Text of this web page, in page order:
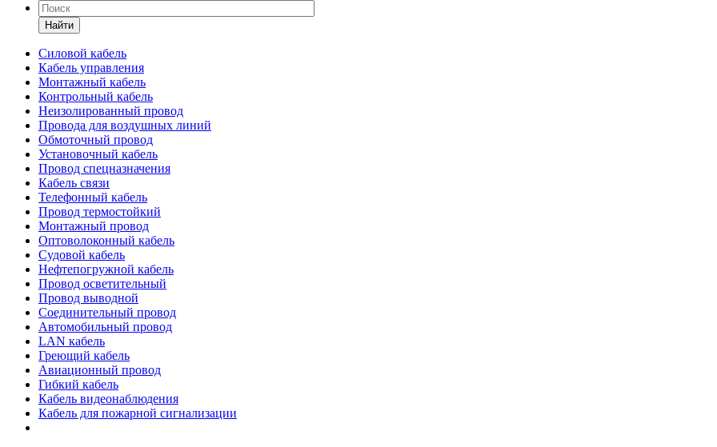
Найти
Силовой кабель
Кабель управления
Монтажный кабель
Контрольный кабель
Неизолированный провод
Провода для воздушных линий
Обмоточный провод
Установочный кабель
Провод спецназначения
Кабель связи
Телефонный кабель
Провод термостойкий
Монтажный провод
Оптоволоконный кабель
Судовой кабель
Нефтепогружной кабель
Провод осветительный
Провод выводной
Соединительный провод
Автомобильный провод
LAN кабель
Греющий кабель
Авиационный провод
Гибкий кабель
Кабель видеонаблюдения
Кабель для пожарной сигнализации